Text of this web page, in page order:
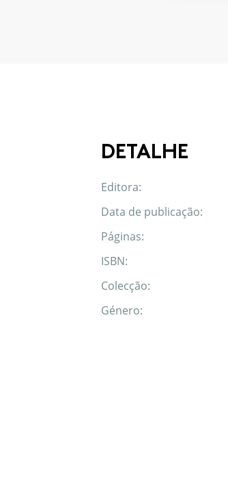
DETALHE
Editora:
Data de publicação:
Páginas:
ISBN:
Colecção:
Género: